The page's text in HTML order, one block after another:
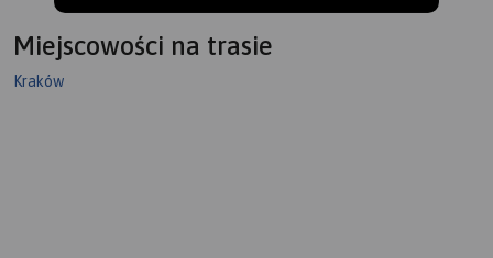
Miejscowości na trasie
Kraków